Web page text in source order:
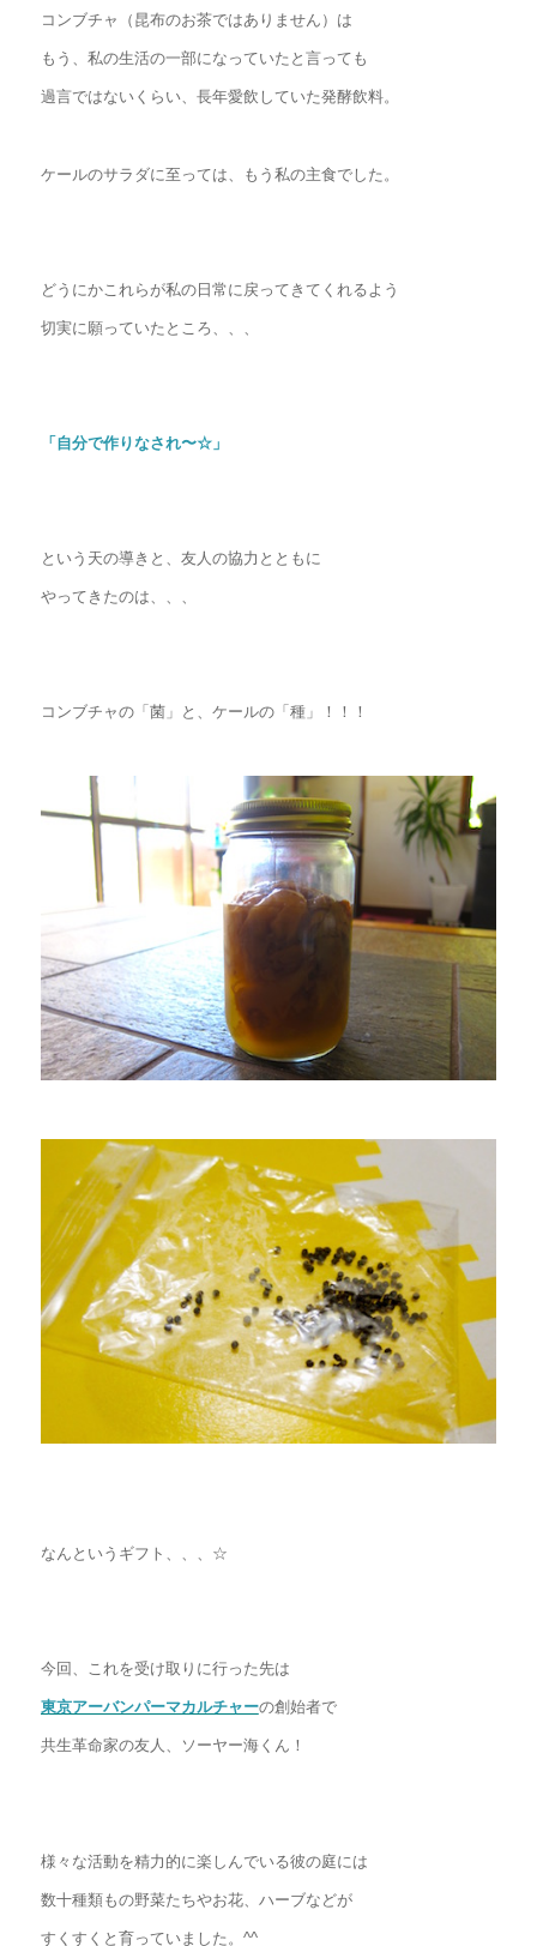
コンブチャ（昆布のお茶ではありません）は
もう、私の生活の一部になっていたと言っても
過言ではないくらい、長年愛飲していた発酵飲料。
ケールのサラダに至っては、もう私の主食でした。
どうにかこれらが私の日常に戻ってきてくれるよう
切実に願っていたところ、、、
「自分で作りなされ〜☆」
という天の導きと、友人の協力とともに
やってきたのは、、、
コンブチャの「菌」と、ケールの「種」！！！
なんというギフト、、、☆
今回、これを受け取りに行った先は
東京アーバンパーマカルチャーの創始者で
共生革命家の友人、ソーヤー海くん！
様々な活動を精力的に楽しんでいる彼の庭には
数十種類もの野菜たちやお花、ハーブなどが
すくすくと育っていました。^^